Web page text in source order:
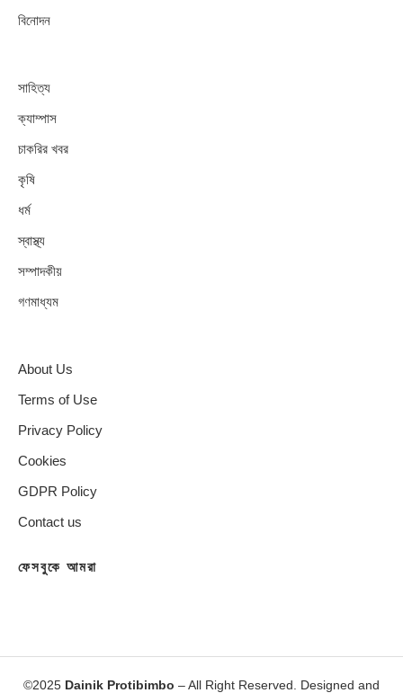
বিনোদন
সাহিত্য
ক্যাম্পাস
চাকরির খবর
কৃষি
ধর্ম
স্বাস্থ্য
সম্পাদকীয়
গণমাধ্যম
About Us
Terms of Use
Privacy Policy
Cookies
GDPR Policy
Contact us
ফেসবুকে আমরা
©2025 Dainik Protibimbo – All Right Reserved. Designed and